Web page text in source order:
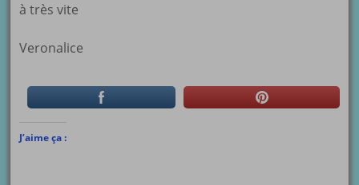
à très vite
Veronalice
J’aime ça :